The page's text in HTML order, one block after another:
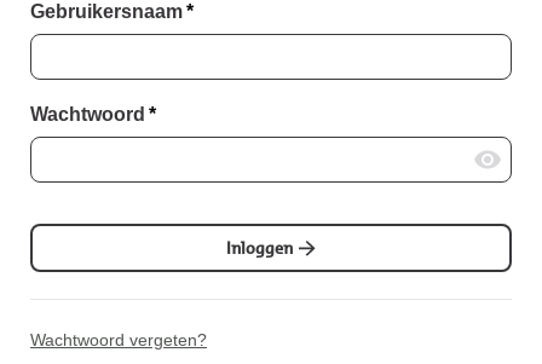
Gebruikersnaam*
Wachtwoord *
Inloggen
Wachtwoord vergeten?